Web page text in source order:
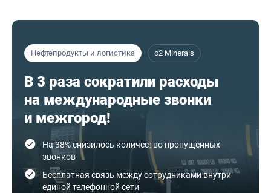
Нефтепродукты и логистика o2 Minerals
В 3 раза сократили расходы
на международные звонки
и межгород!
На 38% снизилось количество пропущенных
звонков
Бесплатная связь между сотрудниками внутри
единой телефонной сети